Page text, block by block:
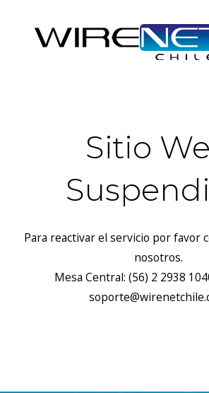
Sitio
Para reactivar el servicio por favor
nosotros.
Mesa Central: (56) 2 2938